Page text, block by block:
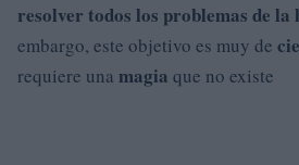
resolver todos los problemas de la
embargo, este objetivo es muy de
requiere una magia que no existe